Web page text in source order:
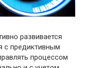
развивается
с предиктивным
процессом